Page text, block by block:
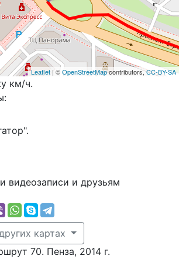
Leaflet | ©OpenStreetMapcontributors,CC-BY-SA
км/ч.
видеозаписи и друзьям
картах
70. Пенза, 2014 г.